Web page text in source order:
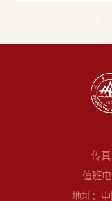
传
值班
地址：